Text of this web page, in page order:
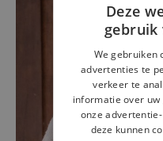
Deze
gebruik
We gebruiken
advertenties te
verkeer te
informatie over
onze
deze kunnen